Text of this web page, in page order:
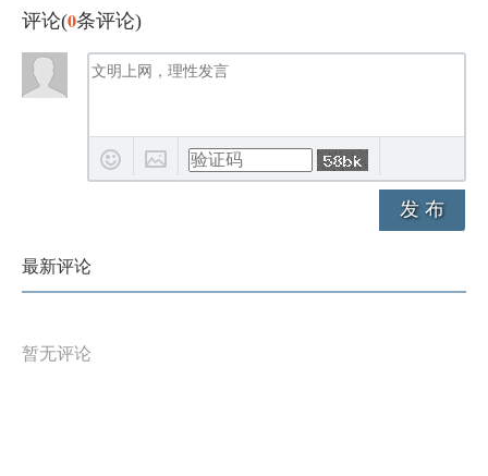
评论(0条评论)
发 布
最新评论
暂无评论